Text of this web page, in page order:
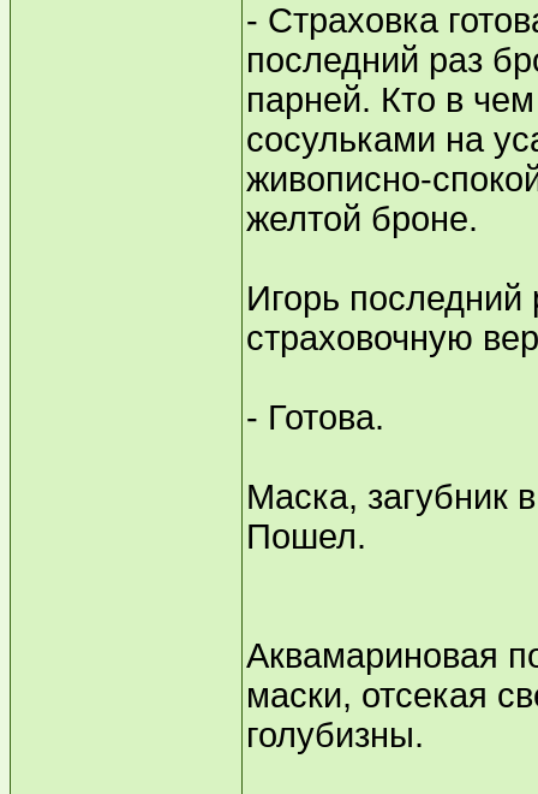
- Страховка
последний раз
парней. Кто в
сосульками на
живописно-
желтой броне.
Игорь последний
страховочную
- Готова.
Маска, загубник
Пошел.
Аквамариновая
маски, отсекая
голубизны.